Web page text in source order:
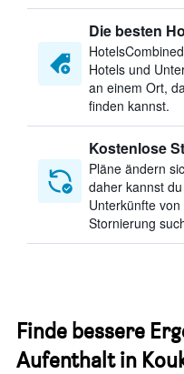
Die besten
Hotels und
an einem Ort,
finden kannst.
Kostenlose
Pläne ändern
daher kannst
Unterkünfte
Stornierung
Finde bessere
Aufenthalt in